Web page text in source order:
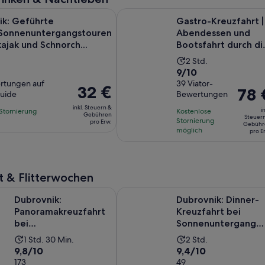
Geführte
und Schnorch...
auf
Der
Preis
beträgt
32 €
32 €
inkl. Steuern &
Gebühren
pro Erw.
Geführte Tages-/Sonnenuntergangstouren mit Seekajak und
Gastro-Kreuzfahrt |
Abendessen und
Bootsfahrt durch
Altstadt von
Dubrov...
Die
Aktivität
dauert
2
Stunden
2 Std.
9.0
von
10,
basierend
auf
39
9/10
39 Viator-
Bewertungen
Kostenlose
Stornierung
möglich
Der
Preis
78 €
78
pro
Gastro-Kreuzfahrt | Abendessen
& Flitterwochen
Dubrovnik:
Panoramakreuzfahrt
bei
Sonnenuntergang -
Karaka Schiff (nur für
...
Die
Aktivität
1 Std. 30 Min.
9.8
9,8/10
173
Dubrovnik: Dinner-
Kreuzfahrt bei
Sonnenuntergang
durch die Altstadt
Die
Aktivität
2 Std.
9.4
9,4/10
49